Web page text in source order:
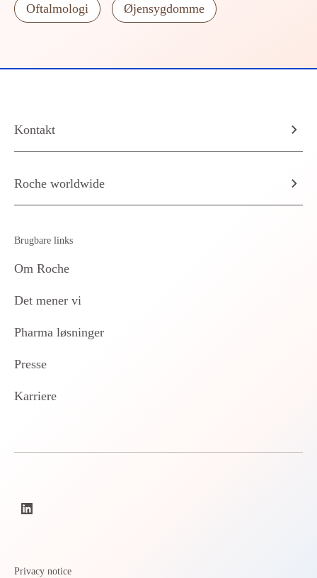
Oftalmologi Øjensygdomme
Kontakt
Roche worldwide
Brugbare links
Om Roche
Det mener vi
Pharma løsninger
Presse
Karriere
Privacy notice